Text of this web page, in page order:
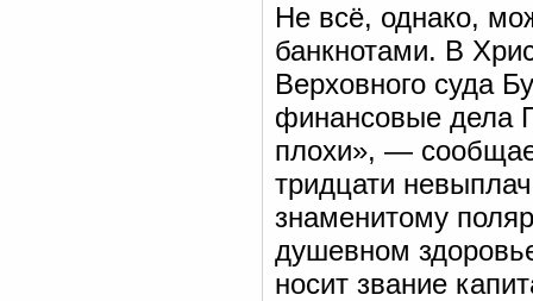
Не всё, однако,
банкнотами. В
Верховного суда
финансовые дела
плохи», —
тридцати
знаменитому
душевном
носит звание